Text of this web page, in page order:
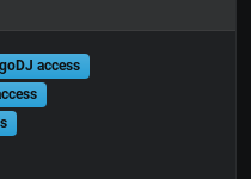
access